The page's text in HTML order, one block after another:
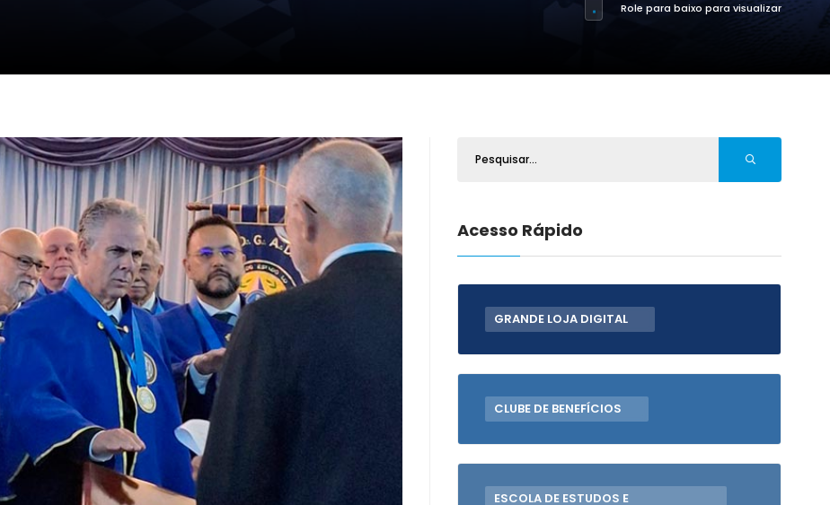
Role para baixo para visualizar
Acesso Rápido
GRANDE LOJA DIGITAL
CLUBE DE BENEFÍCIOS
ESCOLA DE ESTUDOS E